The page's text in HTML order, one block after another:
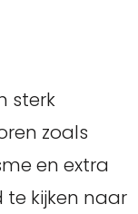
sterk
zoals
en extra
te kijken naar